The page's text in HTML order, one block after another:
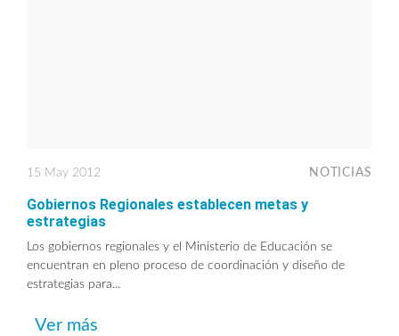
15 May 2012 NOTICIAS
Gobiernos Regionales establecen metas y
estrategias
Los gobiernos regionales y el Ministerio de Educación se
encuentran en pleno proceso de coordinación y diseño de
estrategias para...
Ver más